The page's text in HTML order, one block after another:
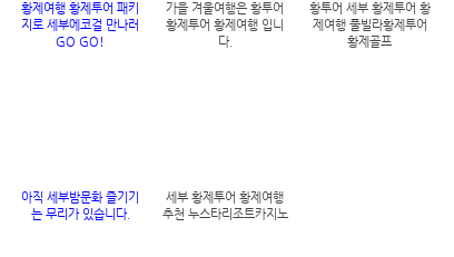
황제여행 황제투어 패키
지로 세부에코걸 만나러
GO GO!
가을 겨울여행은 황투어
황제투어 황제여행 입니
다.
황투어 세부 황제투어 황
제여행 풀빌라황제투어
황제골프
아직 세부밤문화 즐기기
는 무리가 있습니다.
세부 황제투어 황제여행
추천 누스타리조트카지노